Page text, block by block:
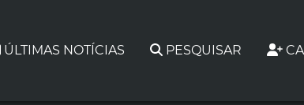
ÚLTIMAS NOTÍCIAS PESQUISAR